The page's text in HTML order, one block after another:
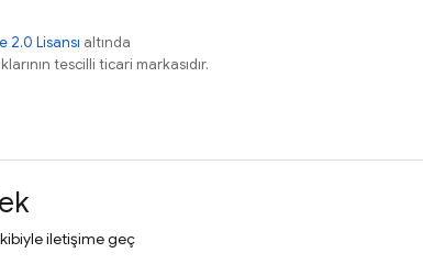
2.0 Lisansı altında
tescilli ticari markasıdır.
iletişime geç